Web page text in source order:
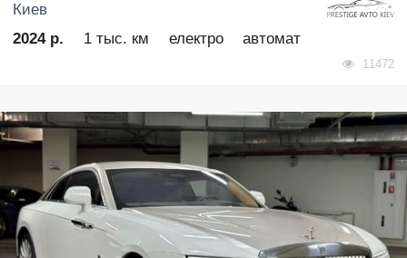
Киев
2024 р.
1 тыс. км електро автомат
11472